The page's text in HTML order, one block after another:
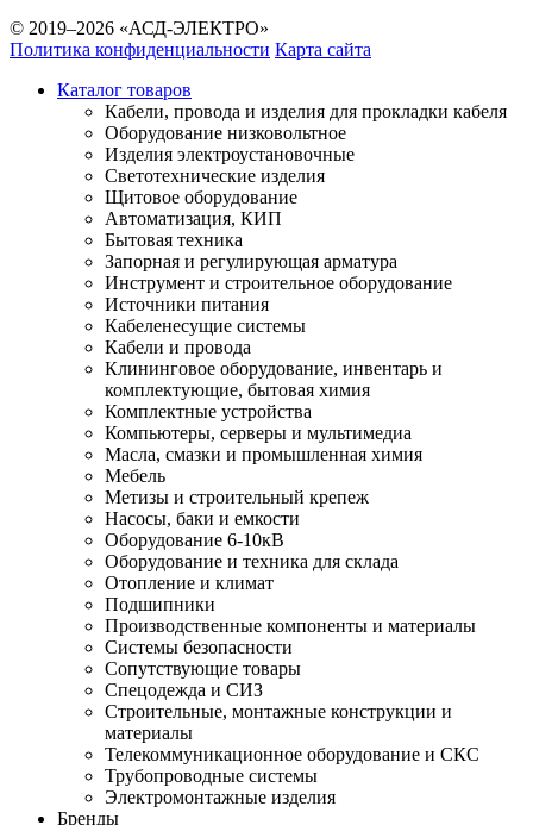
© 2019–2026 «АСД-ЭЛЕКТРО»
Политика конфиденциальности Карта сайта
Каталог товаров
Кабели, провода и изделия для прокладки кабеля
Оборудование низковольтное
Изделия электроустановочные
Светотехнические изделия
Щитовое оборудование
Автоматизация, КИП
Бытовая техника
Запорная и регулирующая арматура
Инструмент и строительное оборудование
Источники питания
Кабеленесущие системы
Кабели и провода
Клининговое оборудование, инвентарь и
комплектующие, бытовая химия
Комплектные устройства
Компьютеры, серверы и мультимедиа
Масла, смазки и промышленная химия
Мебель
Метизы и строительный крепеж
Насосы, баки и емкости
Оборудование 6-10кВ
Оборудование и техника для склада
Отопление и климат
Подшипники
Производственные компоненты и материалы
Системы безопасности
Сопутствующие товары
Спецодежда и СИЗ
Строительные, монтажные конструкции и
материалы
Телекоммуникационное оборудование и СКС
Трубопроводные системы
Электромонтажные изделия
Бренды